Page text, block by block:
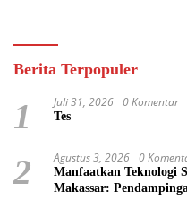
Berita Terpopuler
1 Juli 31, 2026 0 Komentar
Tes
2 Agustus 3, 2026 0
Manfaatkan Teknologi
Makassar: